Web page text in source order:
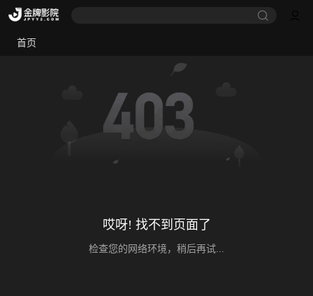
首页
哎呀! 找不到页面了
检查您的网络环境，稍后再试...